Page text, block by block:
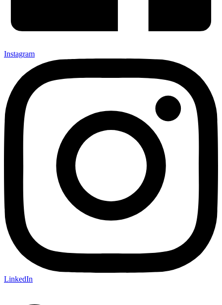
Instagram
LinkedIn